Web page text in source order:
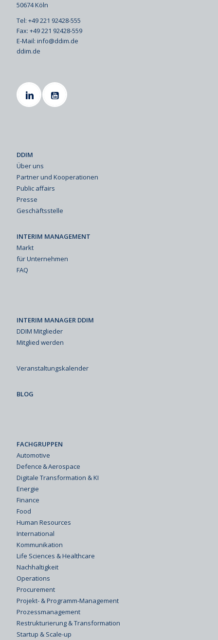
50674 Köln
Tel: +49 221 92428-555
Fax: +49 221 92428-559
E-Mail: info@ddim.de
ddim.de
DDIM
Über uns
Partner und Kooperationen
Public affairs
Presse
Geschäftsstelle
INTERIM MANAGEMENT
Markt
für Unternehmen
FAQ
INTERIM MANAGER DDIM
DDIM Mitglieder
Mitglied werden
Veranstaltungskalender
BLOG
FACHGRUPPEN
Automotive
Defence & Aerospace
Digitale Transformation & KI
Energie
Finance
Food
Human Resources
International
Kommunikation
Life Sciences & Healthcare
Nachhaltigkeit
Operations
Procurement
Projekt- & Programm-Management
Prozessmanagement
Restrukturierung & Transformation
Startup & Scale-up